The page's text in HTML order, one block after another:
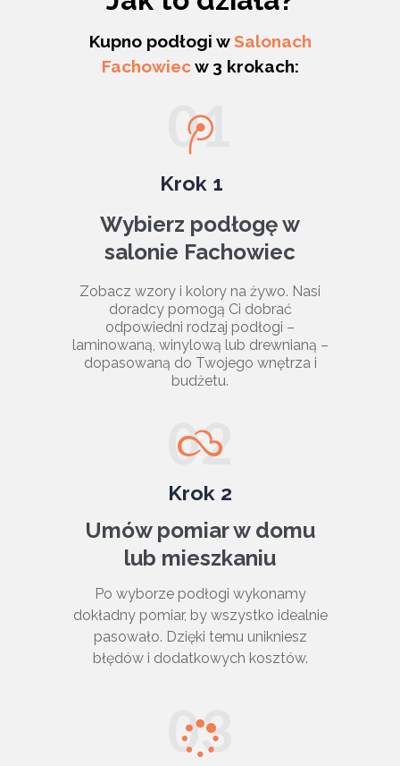
01
Krok 1
Zobacz wzory i kolory na żywo. Nasi
doradcy pomogą Ci dobrać
odpowiedni rodzaj podłogi –
laminowaną, winylową lub drewnianą –
dopasowaną do Twojego wnętrza i
budżetu.
Po wyborze podłogi wykonamy
dokładny pomiar, by wszystko idealnie
pasowało. Dzięki temu unikniesz
błędów i dodatkowych kosztów.
02
Krok 2
03
Kupno podłogi wSalonach
Fachowiecw 3 krokach:
Wybierz podłogę w
salonie Fachowiec
Umów pomiar w domu
lub mieszkaniu